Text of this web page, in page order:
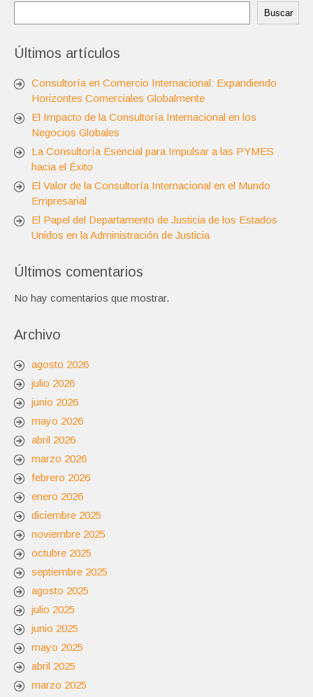
Buscar
Últimos artículos
Consultoría en Comercio Internacional: Expandiendo
Horizontes Comerciales Globalmente
El Impacto de la Consultoría Internacional en los
Negocios Globales
La Consultoría Esencial para Impulsar a las PYMES
hacia el Éxito
El Valor de la Consultoría Internacional en el Mundo
Empresarial
El Papel del Departamento de Justicia de los Estados
Unidos en la Administración de Justicia
Últimos comentarios
No hay comentarios que mostrar.
Archivo
agosto 2026
julio 2026
junio 2026
mayo 2026
abril 2026
marzo 2026
febrero 2026
enero 2026
diciembre 2025
noviembre 2025
octubre 2025
septiembre 2025
agosto 2025
julio 2025
junio 2025
mayo 2025
abril 2025
marzo 2025